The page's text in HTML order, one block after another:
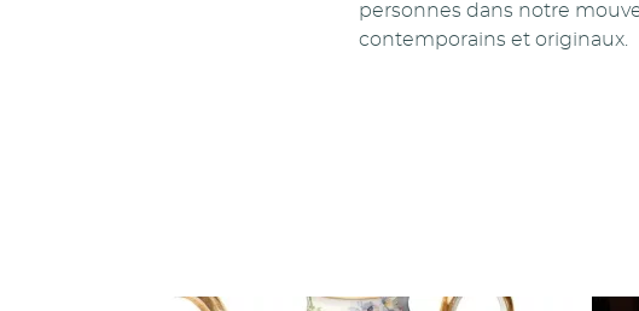
personnes dans notre
contemporains et originaux.